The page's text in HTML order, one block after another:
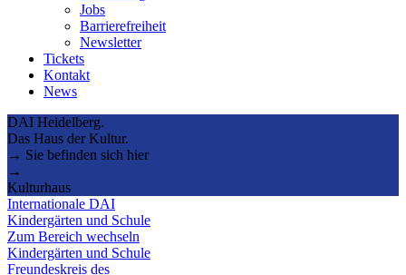
Jobs
Barrierefreiheit
Newsletter
Tickets
Kontakt
News
DAI Heidelberg.
Das Haus der Kultur.
→ Sie befinden sich hier
→
Kulturhaus
Internationale DAI
Kindergärten und Schule
Zum Bereich wechseln
Kindergärten und Schule
Freundeskreis des